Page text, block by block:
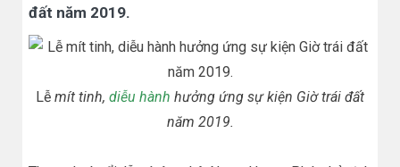
đất năm 2019.
Lễ mít tinh, diễu hành hưởng ứng sự kiện Giờ trái đất
năm 2019.